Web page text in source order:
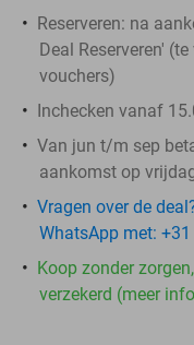
Reserveren: na
Deal Reserveren'
vouchers)
Inchecken vanaf
Van jun t/m sep
aankomst op
Vragen over de
WhatsApp met:
Koop zonder
verzekerd (meer